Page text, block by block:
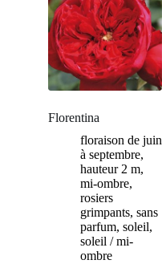
Florentina
floraison de juin
à septembre,
hauteur 2 m,
mi-ombre,
rosiers
grimpants, sans
parfum, soleil,
soleil / mi-
ombre